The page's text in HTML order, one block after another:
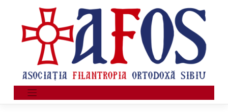
content